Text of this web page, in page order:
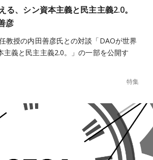
る、シン資本主義と民主主義2.0。
彦
教授の内田善彦氏との対談「DAOが世界
主義と民主主義2.0。」の一部を公開す
特集